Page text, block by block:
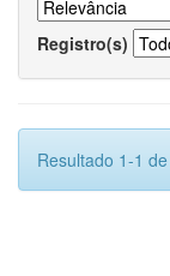
Registro(s)
Resultado 1-1